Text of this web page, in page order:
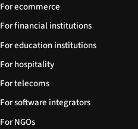
For ecommerce
For financial institutions
For education institutions
For hospitality
For telecoms
For software integrators
For NGOs